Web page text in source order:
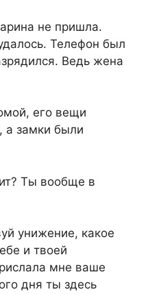
не пришла.
Телефон был
Ведь жена
его вещи
а замки были
Ты вообще в
унижение, какое
и твоей
мне ваше
дня ты здесь